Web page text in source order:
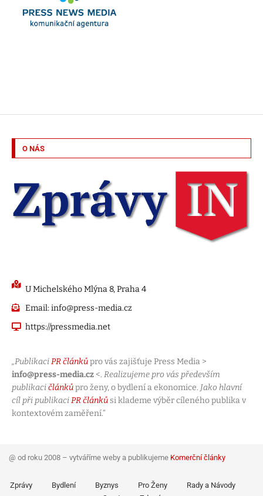
O NÁS
U Michelského Mlýna 8, Praha 4
Email: info@press-media.cz
https://pressmedia.net
„PublikaciPR článkůpro vás zajišťuje Press Media >
info@press-media.cz <. Realizujeme pro vás především
publikacičlánkůpro ženy, o bydlení a ekonomice. Jako hlavní
cíl při publikaciPR článků si klademe výběr cíleného publika v
kontextovém zaměření.“
@ od roku 2008 – vytváříme weby a publikujeme Komerční články
Zprávy Bydlení Byznys Pro Ženy
Rady a Návody